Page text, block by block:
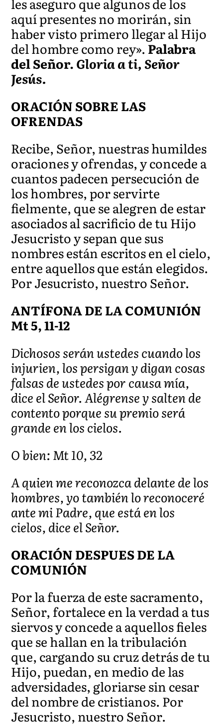
les aseguro que algunos de los
aquí presentes no morirán, sin
haber visto primero llegar al Hijo
del hombre como rey». Palabra
del Señor.Gloria a ti, Señor
Jesús.
ORACIÓN SOBRE LAS
OFRENDAS
Recibe, Señor, nuestras humildes
oraciones y ofrendas, y concede a
cuantos padecen persecución de
los hombres, por servirte
fielmente, que se alegren de estar
asociados al sacrificio de tu Hijo
Jesucristo y sepan que sus
nombres están escritos en el cielo,
entre aquellos que están elegidos.
Por Jesucristo, nuestro Señor.
ANTÍFONA DE LA COMUNIÓN
Mt 5, 11-12
Dichosos serán ustedes cuando los
injurien, los persigan y digan cosas
falsas de ustedes por causa mía,
dice el Señor. Alégrense y salten de
contento porque su premio será
grande en los cielos.
O bien: Mt 10, 32
A quien me reconozca delante de los
hombres, yo también lo reconoceré
ante mi Padre, que está en los
cielos, dice el Señor.
ORACIÓN DESPUES DE LA
COMUNIÓN
Por la fuerza de este sacramento,
Señor, fortalece en la verdad a tus
siervos y concede a aquellos fieles
que se hallan en la tribulación
que, cargando su cruz detrás de tu
Hijo, puedan, en medio de las
adversidades, gloriarse sin cesar
del nombre de cristianos. Por
Jesucristo, nuestro Señor.